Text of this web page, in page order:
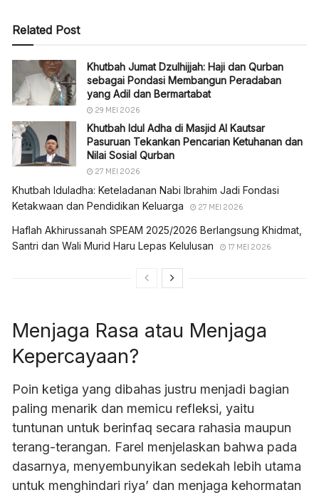
Related Post
Khutbah Jumat Dzulhijjah: Haji dan Qurban
sebagai Pondasi Membangun Peradaban
yang Adil dan Bermartabat
29 MEI 2026
Khutbah Idul Adha di Masjid Al Kautsar
Pasuruan Tekankan Pencarian Ketuhanan dan
Nilai Sosial Qurban
27 MEI 2026
Khutbah Iduladha: Keteladanan Nabi Ibrahim Jadi Fondasi
Ketakwaan dan Pendidikan Keluarga
27 MEI 2026
Haflah Akhirussanah SPEAM 2025/2026 Berlangsung Khidmat,
Santri dan Wali Murid Haru Lepas Kelulusan
17 MEI 2026
Menjaga Rasa atau Menjaga
Kepercayaan?
Poin ketiga yang dibahas justru menjadi bagian
paling menarik dan memicu refleksi, yaitu
tuntunan untuk berinfaq secara rahasia maupun
terang-terangan. Farel menjelaskan bahwa pada
dasarnya, menyembunyikan sedekah lebih utama
untuk menghindari riya’ dan menjaga kehormatan